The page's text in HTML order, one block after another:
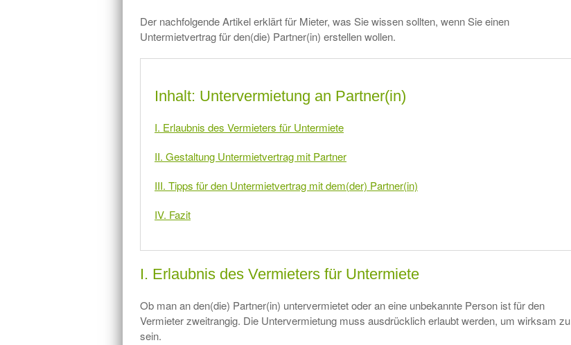
Der nachfolgende Artikel erklärt für Mieter, was Sie wissen sollten, wenn Sie einen
Untermietvertrag für den(die) Partner(in) erstellen wollen.
Inhalt: Untervermietung an Partner(in)
I. Erlaubnis des Vermieters für Untermiete
II. Gestaltung Untermietvertrag mit Partner
III. Tipps für den Untermietvertrag mit dem(der) Partner(in)
IV. Fazit
I. Erlaubnis des Vermieters für Untermiete
Ob man an den(die) Partner(in) untervermietet oder an eine unbekannte Person ist für den
Vermieter zweitrangig. Die Untervermietung muss ausdrücklich erlaubt werden, um wirksam zu
sein.